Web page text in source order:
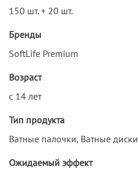
150 шт. + 20 шт.
Бренды
SoftLife Premium
Возраст
с 14 лет
Тип продукта
Ватные палочки, Ватные диски
Ожидаемый эффект